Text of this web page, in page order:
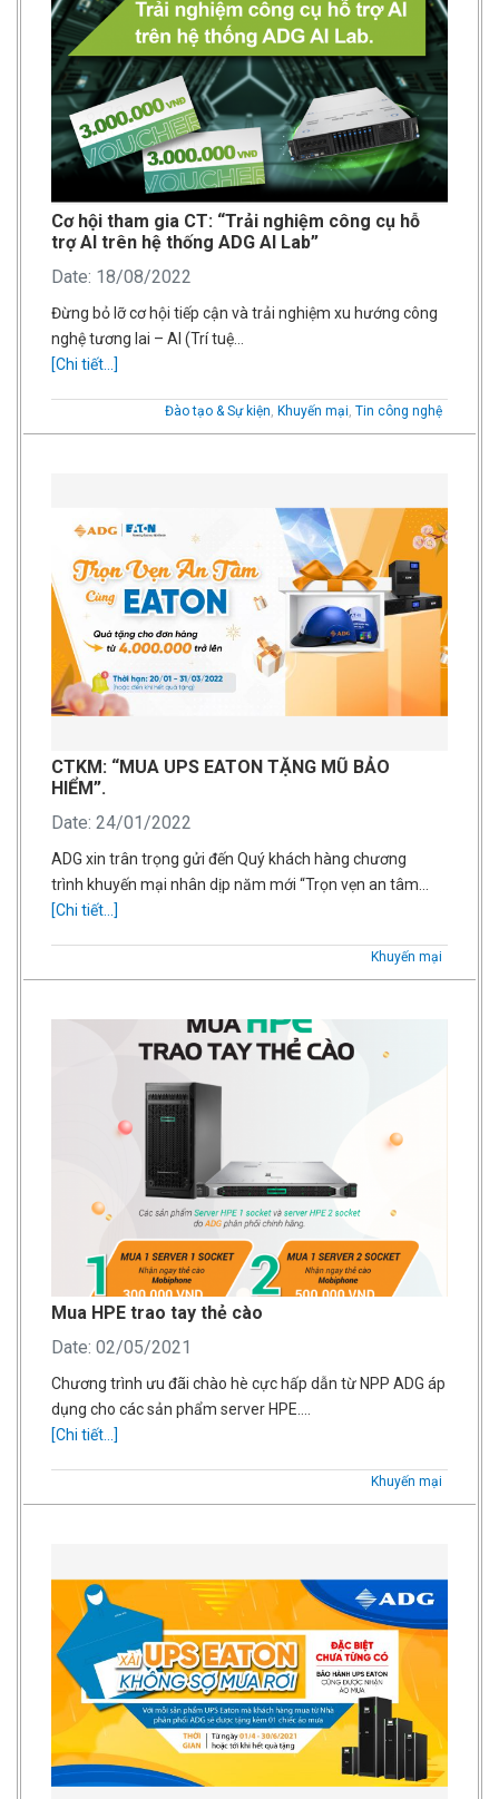
Cơ hội tham gia CT: “Trải nghiệm công cụ hỗ
trợ AI trên hệ thống ADG AI Lab”
Date: 18/08/2022
Đừng bỏ lỡ cơ hội tiếp cận và trải nghiệm xu hướng công
nghệ tương lai – AI (Trí tuệ…
[Chi tiết...]
Đào tạo & Sự kiện, Khuyến mại, Tin công nghệ
CTKM: “MUA UPS EATON TẶNG MŨ BẢO
HIỂM”.
Date: 24/01/2022
ADG xin trân trọng gửi đến Quý khách hàng chương
trình khuyến mại nhân dịp năm mới “Trọn vẹn an tâm…
[Chi tiết...]
Khuyến mại
Mua HPE trao tay thẻ cào
Date: 02/05/2021
Chương trình ưu đãi chào hè cực hấp dẫn từ NPP ADG áp
dụng cho các sản phẩm server HPE….
[Chi tiết...]
Khuyến mại